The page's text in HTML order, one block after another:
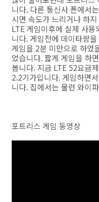
니다. 다른 통신사 폰에서
시면 속도가 느리거나 하
LTE 게임이후에 실제 사
니다. 게임전에 데이타량
게임을 2분 미만으로 하였
었습니다. 짧게 게임을 하
봅니다. 지금 LTE 52요금
2.2기가입니다. 게임하면
니다. 집에서는 물런 와이
포트리스 게임 동영상